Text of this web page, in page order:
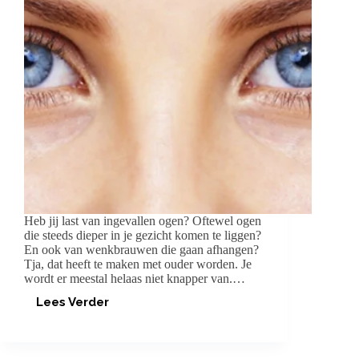
Heb jij last van ingevallen ogen? Oftewel ogen
die steeds dieper in je gezicht komen te liggen?
En ook van wenkbrauwen die gaan afhangen?
Tja, dat heeft te maken met ouder worden. Je
wordt er meestal helaas niet knapper van.…
Lees Verder
EYE